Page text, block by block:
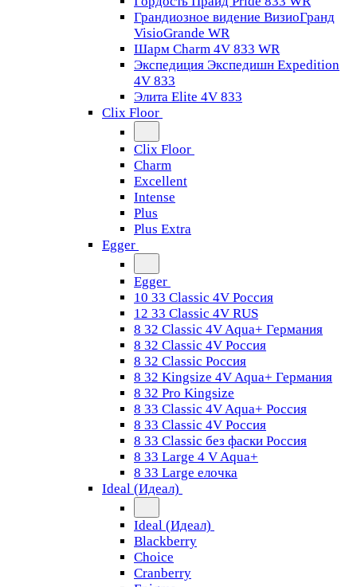
Грандиозное видение ВизиоГранд
VisioGrande WR
Шарм Charm 4V 833 WR
Экспедиция Экспедишн Expedition
4V 833
Элита Elite 4V 833
Clix Floor
Clix Floor
Charm
Excellent
Intense
Plus
Plus Extra
Egger
Egger
10 33 Classic 4V Россия
12 33 Classic 4V RUS
8 32 Classic 4V Aqua+ Германия
8 32 Classic 4V Россия
8 32 Classic Россия
8 32 Kingsize 4V Aqua+ Германия
8 32 Pro Kingsize
8 33 Classic 4V Aqua+ Россия
8 33 Classic 4V Россия
8 33 Classic без фаски Россия
8 33 Large 4 V Aqua+
8 33 Large елочка
Ideal (Идеал)
Ideal (Идеал)
Blackberry
Choice
Cranberry